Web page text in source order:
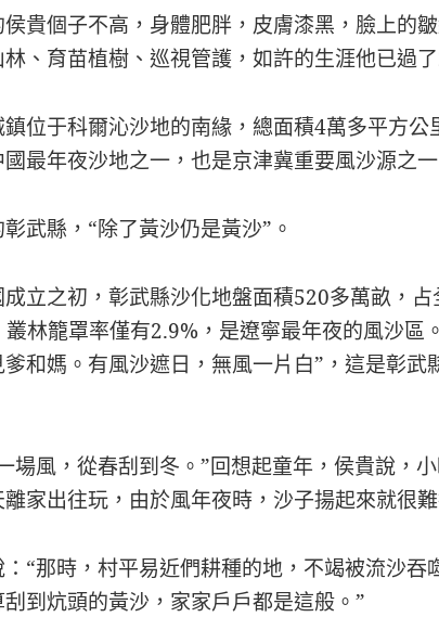
貴個子不高，身體肥胖，皮膚漆黑，臉上的
、育苗植樹、巡視管護，如許的生涯他已過
鎮位于科爾沁沙地的南緣，總面積4萬多平方公
國最年夜沙地之一，也是京津冀重要風沙源之一
武縣，“除了黃沙仍是黃沙”。
立之初，彰武縣沙化地盤面積520多萬畝，
叢林籠罩率僅有2.9%，是遼寧最年夜的風沙區
爹和媽。有風沙遮日，無風一片白”，這是彰武
場風，從春刮到冬。”回想起童年，侯貴說，
家出往玩，由於風年夜時，沙子揚起來就很
“那時，村平易近們耕種的地，不竭被流沙吞
到炕頭的黃沙，家家戶戶都是這般。”